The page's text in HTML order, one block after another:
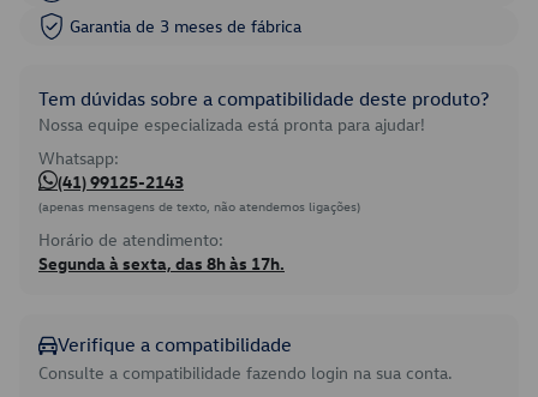
Garantia de 3 meses de fábrica
Tem dúvidas sobre a compatibilidade deste produto?
Nossa equipe especializada está pronta para ajudar!
Whatsapp:
(41) 99125-2143
(apenas mensagens de texto, não atendemos ligações)
Horário de atendimento:
Segunda à sexta, das 8h às 17h.
Verifique a compatibilidade
Consulte a compatibilidade fazendo login na sua conta.